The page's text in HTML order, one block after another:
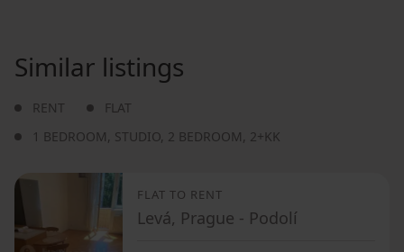
Similar listings
RENT
FLAT
1 BEDROOM, STUDIO, 2 BEDROOM, 2+KK
FLAT TO RENT
Levá, Prague - Podolí